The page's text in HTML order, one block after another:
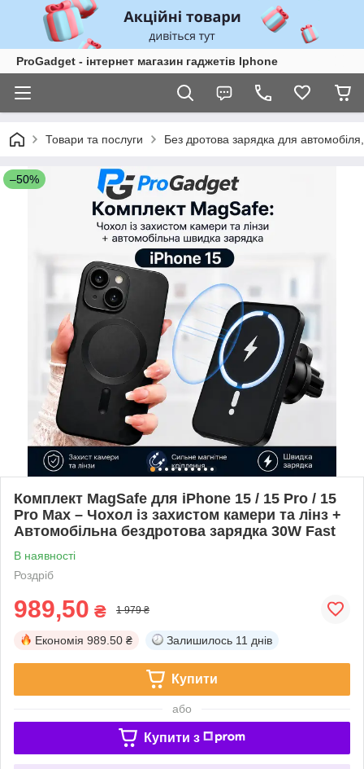
ProGadget - iнтернет магазин гаджетів Iphone
Товари та послуги Без дротова зарядка для
–50%
Комплект MagSafe для iPhone 15 / 15 Pro / 15
Pro Max – Чохол із захистом камери та лінз +
Автомобільна бездротова зарядка 30W Fast
В наявності
Роздріб
989,50 ₴ 1 979 ₴
Економія 989.50 ₴ Залишилось 11 днів
Купити
або
Купити з